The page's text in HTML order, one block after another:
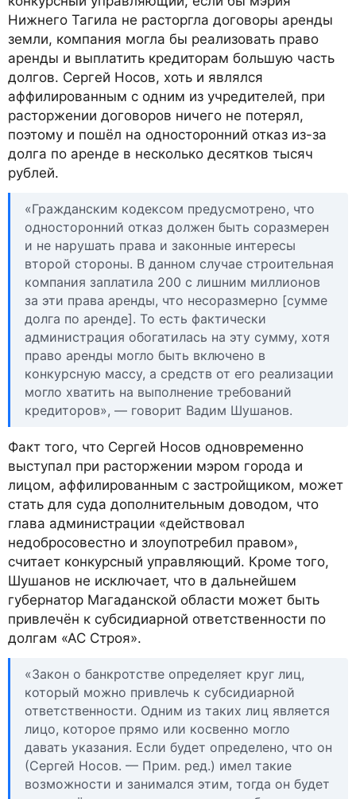
Нижнего Тагила не расторгла договоры аренды
земли, компания могла бы реализовать право
аренды и выплатить кредиторам большую часть
долгов. Сергей Носов, хоть и являлся
аффилированным с одним из учредителей, при
расторжении договоров ничего не потерял,
поэтому и пошёл на односторонний отказ из-за
долга по аренде в несколько десятков тысяч
рублей.
«Гражданским кодексом предусмотрено, что
односторонний отказ должен быть соразмерен
и не нарушать права и законные интересы
второй стороны. В данном случае строительная
компания заплатила 200 с лишним миллионов
за эти права аренды, что несоразмерно [сумме
долга по аренде]. То есть фактически
администрация обогатилась на эту сумму, хотя
право аренды могло быть включено в
конкурсную массу, а средств от его реализации
могло хватить на выполнение требований
кредиторов», — говорит Вадим Шушанов.
Факт того, что Сергей Носов одновременно
выступал при расторжении мэром города и
лицом, аффилированным с застройщиком, может
стать для суда дополнительным доводом, что
глава администрации «действовал
недобросовестно и злоупотребил правом»,
считает конкурсный управляющий. Кроме того,
Шушанов не исключает, что в дальнейшем
губернатор Магаданской области может быть
привлечён к субсидиарной ответственности по
долгам «АС Строя».
«Закон о банкротстве определяет круг лиц,
который можно привлечь к субсидиарной
ответственности. Одним из таких лиц является
лицо, которое прямо или косвенно могло
давать указания. Если будет определено, что он
(Сергей Носов. — Прим. ред.) имел такие
возможности и занимался этим, тогда он будет